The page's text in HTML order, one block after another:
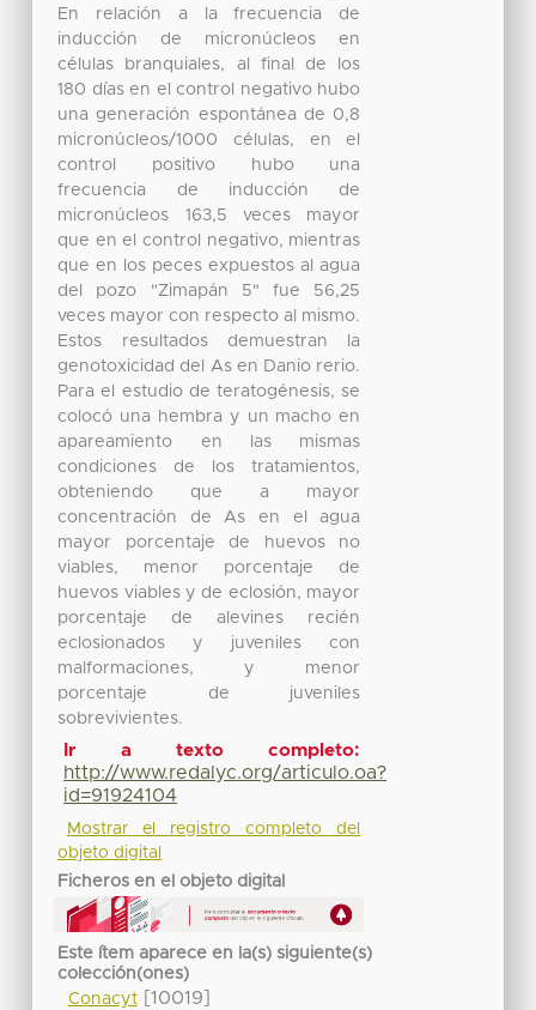
En relación a la frecuencia de
inducción de micronúcleos en
células branquiales, al final de los
180 días en el control negativo hubo
una generación espontánea de 0,8
micronúcleos/1000 células, en el
control positivo hubo una
frecuencia de inducción de
micronúcleos 163,5 veces mayor
que en el control negativo, mientras
que en los peces expuestos al agua
del pozo "Zimapán 5" fue 56,25
veces mayor con respecto al mismo.
Estos resultados demuestran la
genotoxicidad del As en Danio rerio.
Para el estudio de teratogénesis, se
colocó una hembra y un macho en
apareamiento en las mismas
condiciones de los tratamientos,
obteniendo que a mayor
concentración de As en el agua
mayor porcentaje de huevos no
viables, menor porcentaje de
huevos viables y de eclosión, mayor
porcentaje de alevines recién
eclosionados y juveniles con
malformaciones, y menor
porcentaje de juveniles
sobrevivientes.
Ir a texto completo:
http://www.redalyc.org/articulo.oa?
id=91924104
Mostrar el registro completo del
objeto digital
Ficheros en el objeto digital
Este ítem aparece en la(s) siguiente(s)
colección(ones)
Conacyt[10019]